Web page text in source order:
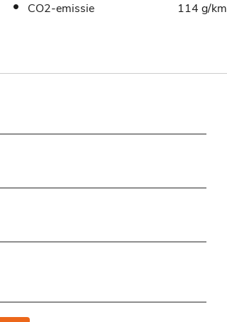
CO2-emissie
114 g/km